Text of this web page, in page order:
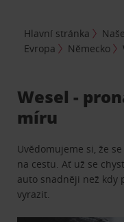
Hlavní stránka
Evropa
Německo
Wesel -
míru
Uvědomujeme si, že
na cestu. Ať už se
auto snadněji než kdy
vyrazit.